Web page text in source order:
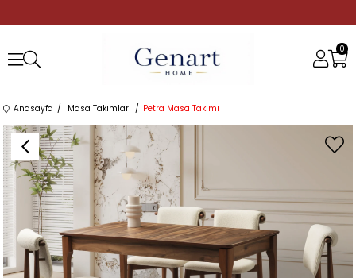
0
Anasayfa Masa Takımları Petra Masa Takımı